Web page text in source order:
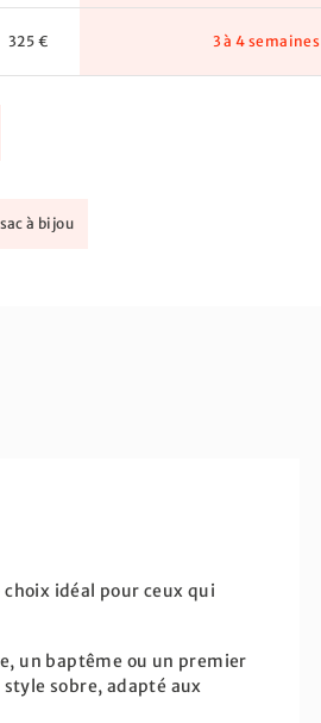
325 € 3 à 4 semaines
à bijou
choix idéal pour ceux qui
un baptême ou un premier
sobre, adapté aux